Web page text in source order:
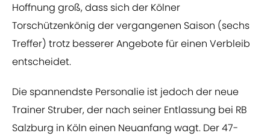
Hoffnung groß, dass sich der Kölner
Torschützenkönig der vergangenen Saison (sechs
Treffer) trotz besserer Angebote für einen Verbleib
entscheidet.
Die spannendste Personalie ist jedoch der neue
Trainer Struber, der nach seiner Entlassung bei RB
Salzburg in Köln einen Neuanfang wagt. Der 47-